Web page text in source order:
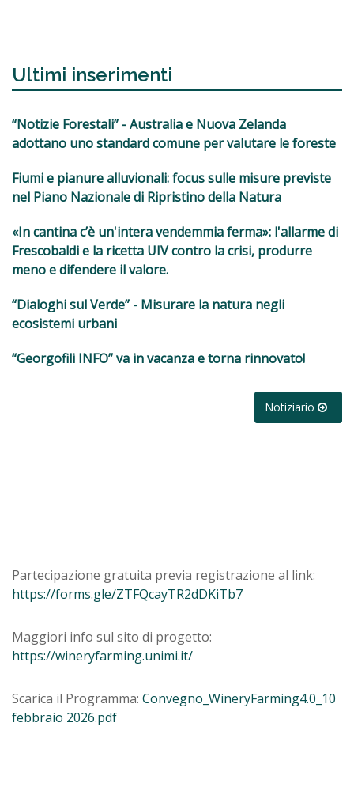
Ultimi inserimenti
“Notizie Forestali” - Australia e Nuova Zelanda
adottano uno standard comune per valutare le foreste
Fiumi e pianure alluvionali: focus sulle misure previste
nel Piano Nazionale di Ripristino della Natura
«In cantina c’è un'intera vendemmia ferma»: l'allarme di
Frescobaldi e la ricetta UIV contro la crisi, produrre
meno e difendere il valore.
“Dialoghi sul Verde” - Misurare la natura negli
ecosistemi urbani
“Georgofili INFO” va in vacanza e torna rinnovato!
Notiziario
Partecipazione gratuita previa registrazione al link:
https://forms.gle/ZTFQcayTR2dDKiTb7
Maggiori info sul sito di progetto:
https://wineryfarming.unimi.it/
Scarica il Programma: Convegno_WineryFarming4.0_10
febbraio 2026.pdf